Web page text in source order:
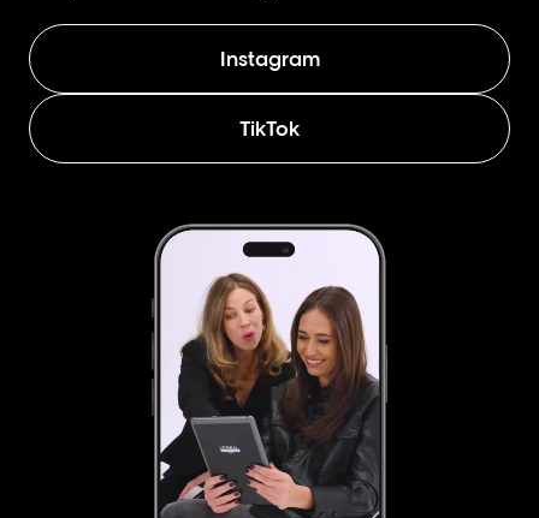
Instagram
TikTok